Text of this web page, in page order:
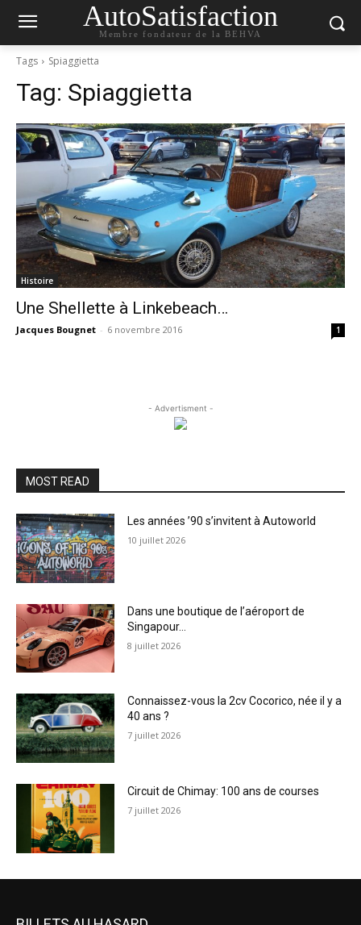
AutoSatisfaction
Membre fondateur de la BEHVA
Tags Spiaggietta
Tag: Spiaggietta
Histoire
Une Shellette à Linkebeach…
Jacques Bougnet - 6 novembre 2016 1
- Advertisment -
MOST READ
Les années ’90 s’invitent à Autoworld
10 juillet 2026
Dans une boutique de l’aéroport de
Singapour…
8 juillet 2026
Connaissez-vous la 2cv Cocorico, née il y a
40 ans ?
7 juillet 2026
Circuit de Chimay: 100 ans de courses
7 juillet 2026